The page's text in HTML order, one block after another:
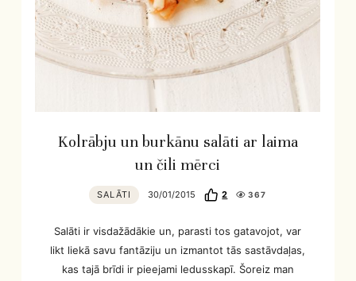
Kolrābju un burkānu salāti ar laima
un čili mērci
SALĀTI 30/01/2015 2 367
Salāti ir visdažādākie un, parasti tos gatavojot, var
likt liekā savu fantāziju un izmantot tās sastāvdaļas,
kas tajā brīdi ir pieejami ledusskapī. Šoreiz man